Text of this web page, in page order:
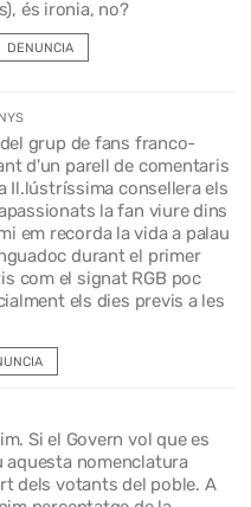
és ironia, no?
DENUNCIA
grup de fans franco-
d'un parell de comentaris
Il.lústríssima consellera els
la fan viure dins
em recorda la vida a palau
durant el primer
com el signat RGB poc
els dies previs a les
Si el Govern vol que es
aquesta nomenclatura
dels votants del poble. A